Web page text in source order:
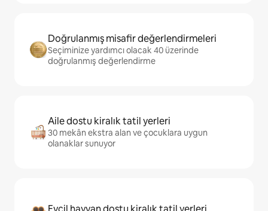
Doğrulanmış misafir değerlendirmeleri
Seçiminize yardımcı olacak 40 üzerinde
doğrulanmış değerlendirme
Aile dostu kiralık tatil yerleri
30 mekân ekstra alan ve çocuklara uygun
olanaklar sunuyor